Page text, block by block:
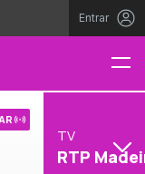
Entrar
TV
RTP